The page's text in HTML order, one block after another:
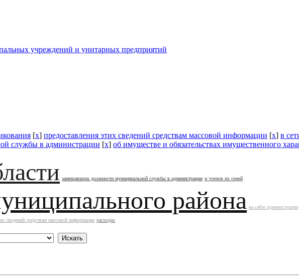
учреждений и унитарных предприятий
[x] предоставления этих сведений средствам массовой информации [x] в
службы в администрации [x] об имуществе и обязательствах имущественного
замещающих должности муниципальной службы в администрации и членов их семей
района на сайте администрации
сведений средствам массовой информации расходах